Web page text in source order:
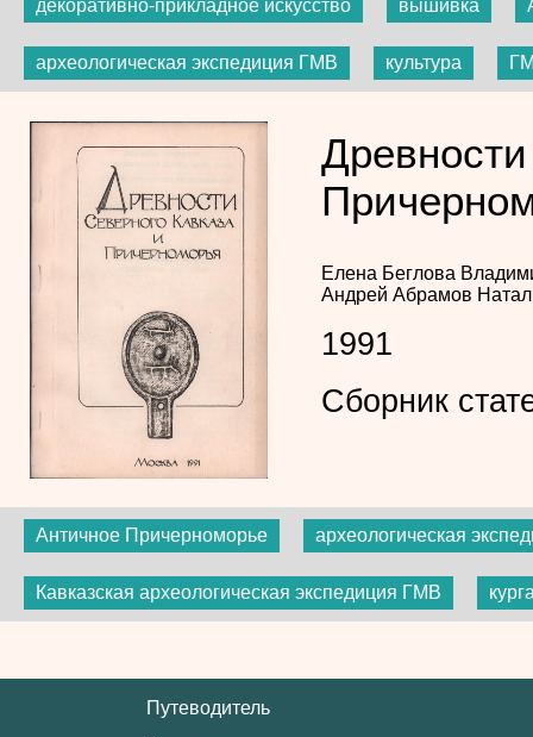
декоративно-прикладное искусство вышивка
археологическая экспедиция ГМВ культура
Елена Беглова
Андрей Абрамов
1991
Сборник
Античное Причерноморье археологическая
Кавказская археологическая экспедиция ГМВ
Путеводитель